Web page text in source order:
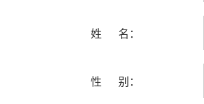
姓 名：
性 别：